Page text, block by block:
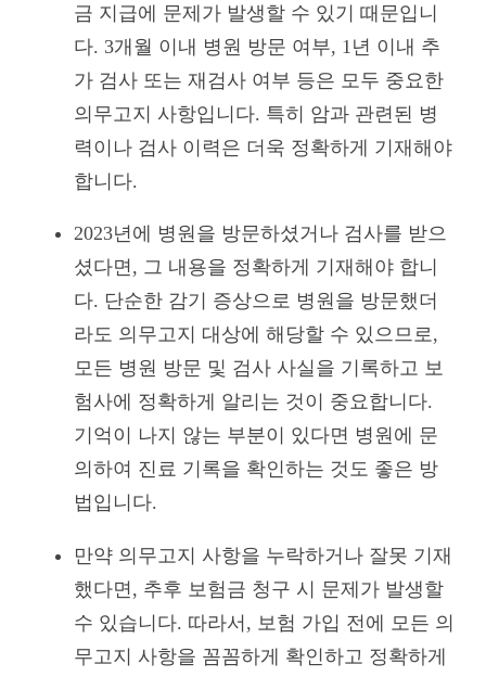
금 지급에 문제가 발생할 수 있기 때문입니
다. 3개월 이내 병원 방문 여부, 1년 이내 추
가 검사 또는 재검사 여부 등은 모두 중요한
의무고지 사항입니다. 특히 암과 관련된 병
력이나 검사 이력은 더욱 정확하게 기재해야
합니다.
2023년에 병원을 방문하셨거나 검사를 받으
셨다면, 그 내용을 정확하게 기재해야 합니
다. 단순한 감기 증상으로 병원을 방문했더
라도 의무고지 대상에 해당할 수 있으므로,
모든 병원 방문 및 검사 사실을 기록하고 보
험사에 정확하게 알리는 것이 중요합니다.
기억이 나지 않는 부분이 있다면 병원에 문
의하여 진료 기록을 확인하는 것도 좋은 방
법입니다.
만약 의무고지 사항을 누락하거나 잘못 기재
했다면, 추후 보험금 청구 시 문제가 발생할
수 있습니다. 따라서, 보험 가입 전에 모든 의
무고지 사항을 꼼꼼하게 확인하고 정확하게